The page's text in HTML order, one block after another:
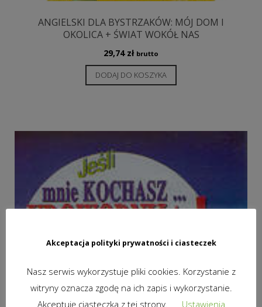
ANGIELSKI DLA BYSTRZAKÓW: MÓJ DOM I
OKOLICA + ŚWIAT WOKÓŁ NAS
29,74 zł brutto
DODAJ DO KOSZYKA
Akceptacja polityki prywatności i ciasteczek
Nasz serwis wykorzystuje pliki cookies. Korzystanie z
witryny oznacza zgodę na ich zapis i wykorzystanie.
Akceptuję ciasteczka z tej strony.
Ustawienia